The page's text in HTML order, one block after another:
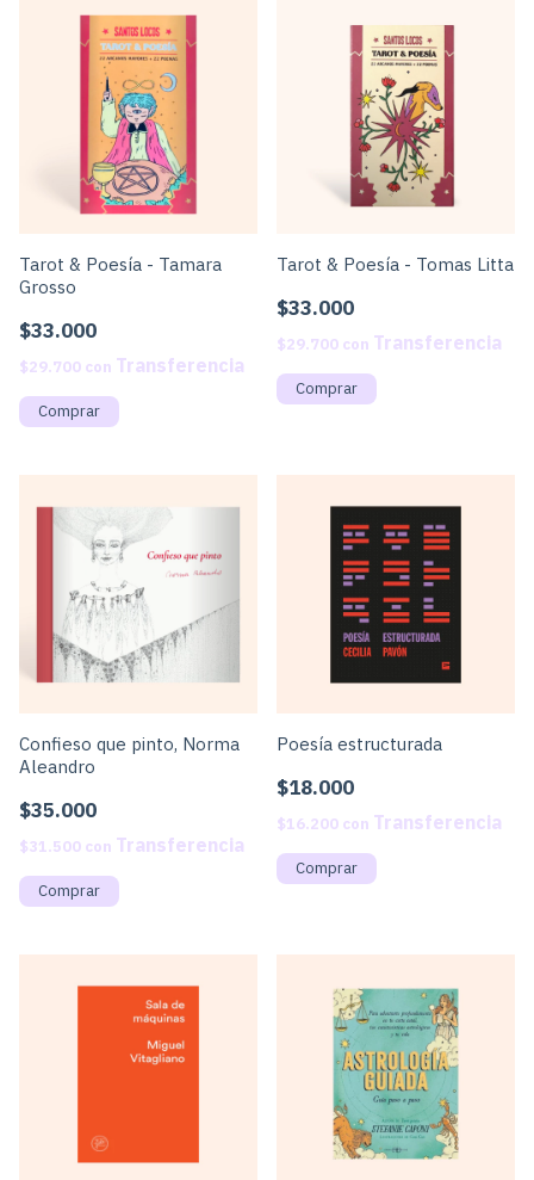
Tarot & Poesía - Tamara
Grosso
$33.000
$29.700 con
Tarot & Poesía - Tomas Litta
$33.000
$29.700 con
Confieso que pinto, Norma
Aleandro
$35.000
$31.500 con
Poesía estructurada
$18.000
$16.200 con